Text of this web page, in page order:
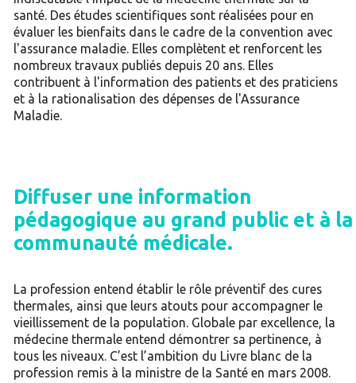
santé. Des études scientifiques sont réalisées pour en
évaluer les bienfaits dans le cadre de la convention avec
l'assurance maladie. Elles complètent et renforcent les
nombreux travaux publiés depuis 20 ans. Elles
contribuent à l'information des patients et des praticiens
et à la rationalisation des dépenses de l'Assurance
Maladie.
Diffuser une information
pédagogique au grand public et à la
communauté médicale.
La profession entend établir le rôle préventif des cures
thermales, ainsi que leurs atouts pour accompagner le
vieillissement de la population. Globale par excellence, la
médecine thermale entend démontrer sa pertinence, à
tous les niveaux. C’est l’ambition du Livre blanc de la
profession remis à la ministre de la Santé en mars 2008.